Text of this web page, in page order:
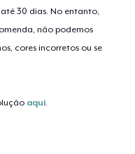
30 dias. No entanto,
não podemos
cores incorretos ou se
aqui